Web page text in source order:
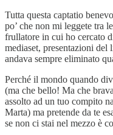
Tutta questa captatio
po’ che non mi leggete tra
frullatore in cui ho cercato
mediaset, presentazioni
andava sempre eliminato
Perché il mondo quando
(ma che bello! Ma che
assolto ad un tuo compito
Marta) ma pretende da te
se non ci stai nel mezzo è